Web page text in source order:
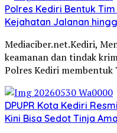
Polres Kediri Bentuk
Kejahatan Jalanan
Mediaciber.net.Kediri,
keamanan dan tindak
Polres Kediri
DPUPR Kota Kediri
Kini Bisa Sedot Tinja